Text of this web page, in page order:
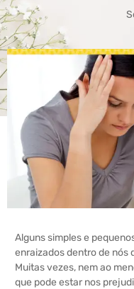
Alguns simples e
enraizados dentro de nós
Muitas vezes, nem ao
que pode estar nos